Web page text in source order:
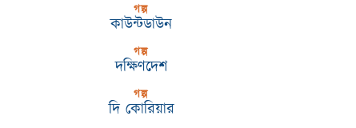
গল্প
কাউন্টডাউন
গল্প
দক্ষিণদেশ
গল্প
দি কোরিয়ার